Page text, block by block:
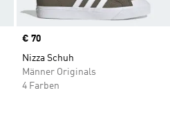
Price
€ 70
Nizza Schuh
Männer Originals
4 Farben